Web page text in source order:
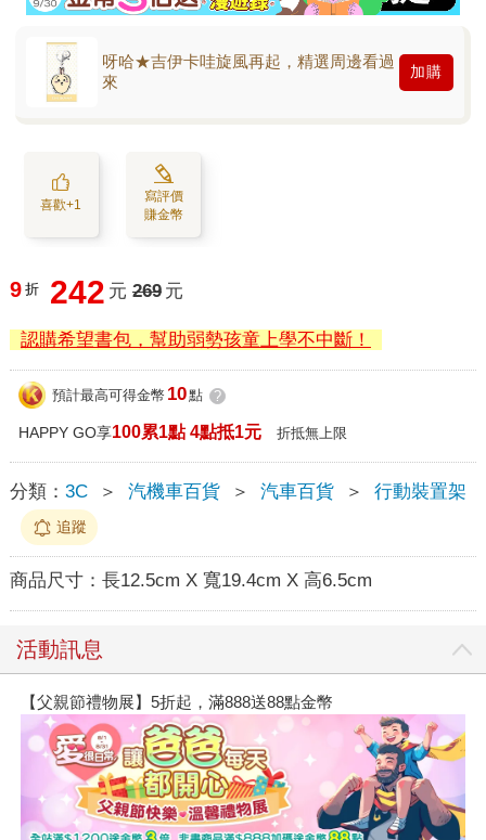
呀哈★吉伊卡哇旋風再起，精選周邊看過
來
加購
喜歡+1
寫評價
賺金幣
9 折 242 元 269 元
認購希望書包，幫助弱勢孩童上學不中斷！
預計最高可得金幣 10點 ?
HAPPY GO享100累1點 4點抵1元 折抵無上限
分類： 3C ＞ 汽機車百貨 ＞ 汽車百貨 ＞ 行動裝置架
追蹤
商品尺寸： 長12.5cm X 寬19.4cm X 高6.5cm
活動訊息
【父親節禮物展】5折起，滿888送88點金幣